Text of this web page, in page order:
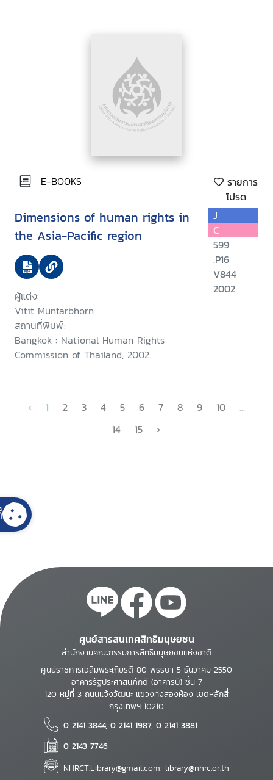
E-BOOKS
รายการ
โปรด
Dimensions of human rights in
the Asia-Pacific region
ผู้แต่ง:
Vitit Muntarbhorn
สถานที่พิมพ์:
Bangkok : National Human Rights
Commission of Thailand, 2002.
J
C
599
.P16
V844
2002
‹ 1 2 3 4 5 6 7 8 9 10
...
14
15 ›
ศูนย์สารสนเทศสิทธิมนุษยชน
สำนักงานคณะกรรมการสิทธิมนุษยชนแห่งชาติ
ศูนย์ราชการเฉลิมพระเกียรติ 80 พรรษา 5 ธันวาคม 2550
อาคารรัฐประศาสนภักดี (อาคารบี) ชั้น 7
120 หมู่ที่ 3 ถนนแจ้งวัฒนะ แขวงทุ่งสองห้อง เขตหลักสี่
กรุงเทพฯ 10210
0 2141 3844, 0 2141 1987, 0 2141 3881
0 2143 7746
NHRCT.Library@gmail.com; library@nhrc.or.th